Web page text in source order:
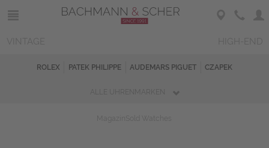
ROLEX PATEK PHILIPPE AUDEMARS PIGUET CZAPEK